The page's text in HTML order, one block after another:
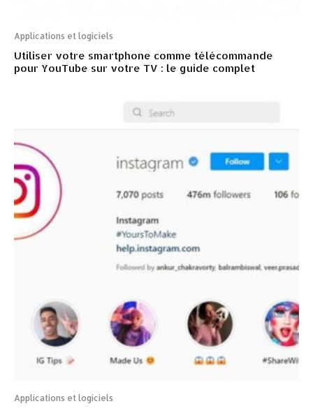
Applications et logiciels
Utiliser votre smartphone comme télécommande
pour YouTube sur votre TV : le guide complet
Applications et logiciels